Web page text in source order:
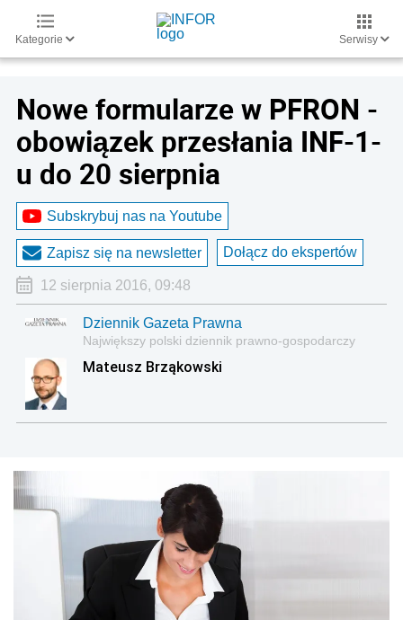
Kategorie Serwisy
Nowe formularze w PFRON -
obowiązek przesłania INF-1-
u do 20 sierpnia
Subskrybuj nas na Youtube
Zapisz się na newsletter Dołącz do ekspertów
12 sierpnia 2016, 09:48
Dziennik Gazeta Prawna
Największy polski dziennik prawno-gospodarczy
Mateusz Brząkowski